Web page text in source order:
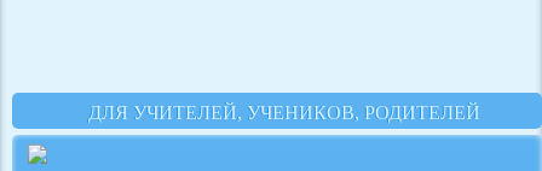
ДЛЯ УЧИТЕЛЕЙ, УЧЕНИКОВ, РОДИТЕЛЕЙ